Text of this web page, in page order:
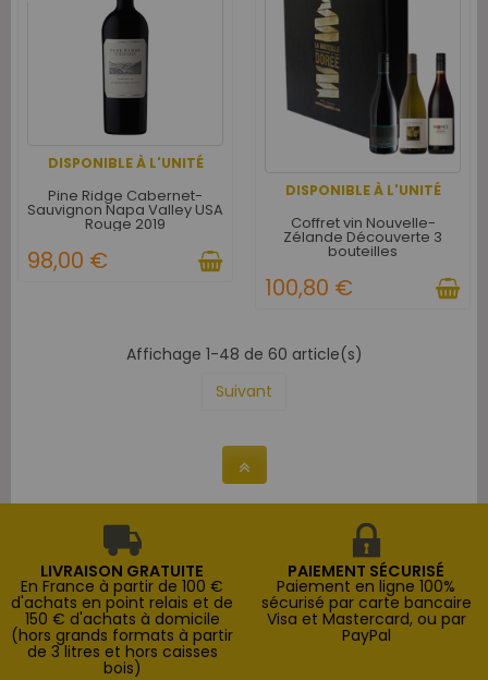
DISPONIBLE À L'UNITÉ
Pine Ridge Cabernet-
Sauvignon Napa Valley USA
Rouge 2019
98,00 €
DISPONIBLE À L'UNITÉ
Coffret vin Nouvelle-
Zélande Découverte 3
bouteilles
100,80 €
Affichage 1-48 de 60 article(s)
Suivant
LIVRAISON GRATUITE
En France à partir de 100 €
d'achats en point relais et de
150 € d'achats à domicile
(hors grands formats à partir
de 3 litres et hors caisses
bois)
PAIEMENT SÉCURISÉ
Paiement en ligne 100%
sécurisé par carte bancaire
Visa et Mastercard, ou par
PayPal